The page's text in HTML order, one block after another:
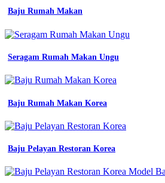
sd
seragam
pdh
harian
american
pabrik
jasa
jahit
wa
0811
6228
Baju Rumah Makan
Seragam Rumah Makan Ungu
Baju Rumah Makan Korea
Baju Pelayan Restoran Korea